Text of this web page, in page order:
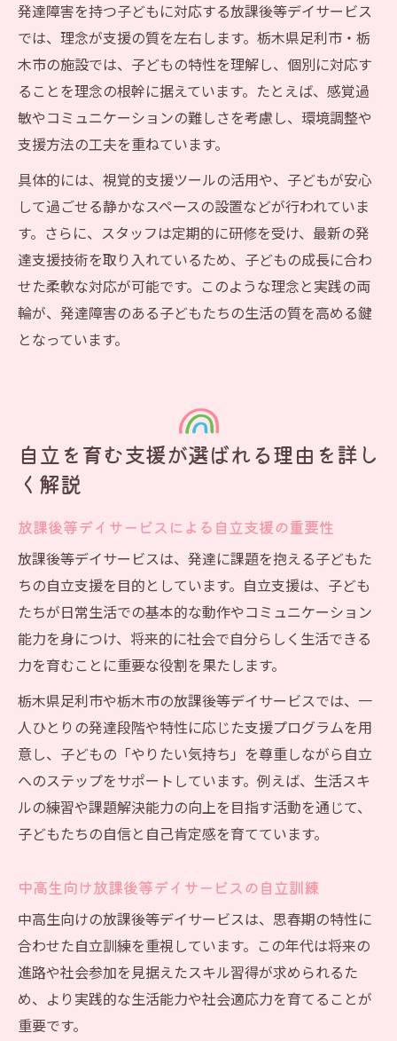
発達障害を持つ子どもに対応する放課後等デイサービス
では、理念が支援の質を左右します。栃木県足利市・栃
木市の施設では、子どもの特性を理解し、個別に対応す
ることを理念の根幹に据えています。たとえば、感覚過
敏やコミュニケーションの難しさを考慮し、環境調整や
支援方法の工夫を重ねています。
具体的には、視覚的支援ツールの活用や、子どもが安心
して過ごせる静かなスペースの設置などが行われていま
す。さらに、スタッフは定期的に研修を受け、最新の発
達支援技術を取り入れているため、子どもの成長に合わ
せた柔軟な対応が可能です。このような理念と実践の両
輪が、発達障害のある子どもたちの生活の質を高める鍵
となっています。
自立を育む支援が選ばれる理由を詳し
く解説
放課後等デイサービスによる自立支援の重要性
放課後等デイサービスは、発達に課題を抱える子どもた
ちの自立支援を目的としています。自立支援は、子ども
たちが日常生活での基本的な動作やコミュニケーション
能力を身につけ、将来的に社会で自分らしく生活できる
力を育むことに重要な役割を果たします。
栃木県足利市や栃木市の放課後等デイサービスでは、一
人ひとりの発達段階や特性に応じた支援プログラムを用
意し、子どもの「やりたい気持ち」を尊重しながら自立
へのステップをサポートしています。例えば、生活スキ
ルの練習や課題解決能力の向上を目指す活動を通じて、
子どもたちの自信と自己肯定感を育てています。
中高生向け放課後等デイサービスの自立訓練
中高生向けの放課後等デイサービスは、思春期の特性に
合わせた自立訓練を重視しています。この年代は将来の
進路や社会参加を見据えたスキル習得が求められるた
め、より実践的な生活能力や社会適応力を育てることが
重要です。